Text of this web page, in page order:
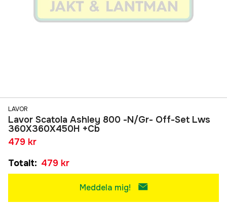
LAVOR
Lavor Scatola Ashley 800 -N/Gr- Off-Set Lws
360X360X450H +Cb
479 kr
Totalt: 479 kr
Meddela mig!